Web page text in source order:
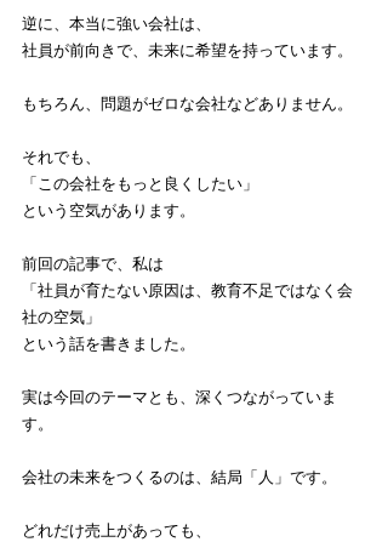
逆に、本当に強い会社は、
社員が前向きで、未来に希望を持っています。
もちろん、問題がゼロな会社などありません。
それでも、
「この会社をもっと良くしたい」
という空気があります。
前回の記事で、私は
「社員が育たない原因は、教育不足ではなく会
社の空気」
という話を書きました。
実は今回のテーマとも、深くつながっていま
す。
会社の未来をつくるのは、結局「人」です。
どれだけ売上があっても、